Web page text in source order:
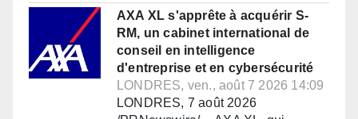
AXA XL s'apprête à acquérir S-
RM, un cabinet international de
conseil en intelligence
d'entreprise et en cybersécurité
LONDRES, ven., août 7 2026 14:09
LONDRES, 7 août 2026